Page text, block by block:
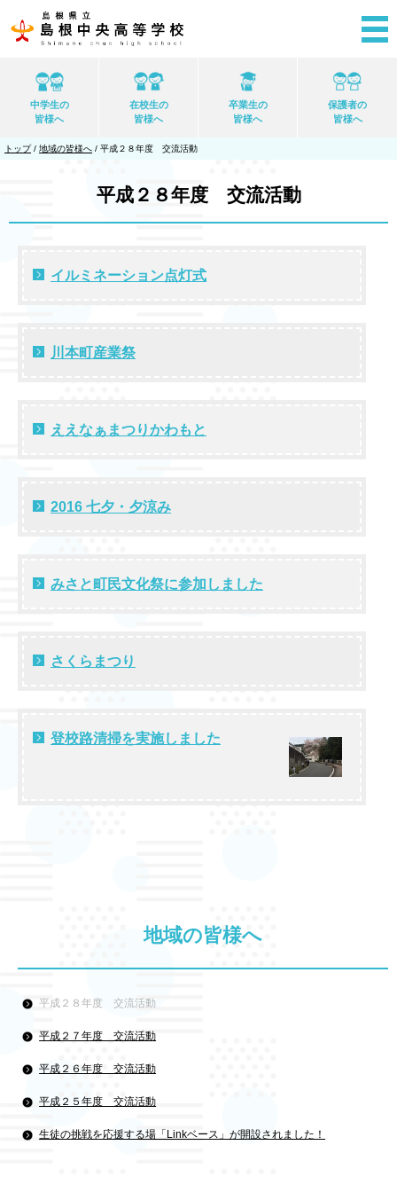
中学生の
皆様へ
在校生の
皆様へ
卒業生の
皆様へ
保護者の
皆様へ
現
トップ/ 地域の皆様へ / 平成２８年度 交流活動
平成２８年度 交流活動
イルミネーション点灯式
川本町産業祭
ええなぁまつりかわもと
2016 七夕・夕涼み
みさと町民文化祭に参加しました
さくらまつり
登校路清掃を実施しました
地域の皆様へ
平成２８年度 交流活動
平成２７年度 交流活動
平成２６年度 交流活動
平成２５年度 交流活動
生徒の挑戦を応援する場「Linkベース」が開設されました！